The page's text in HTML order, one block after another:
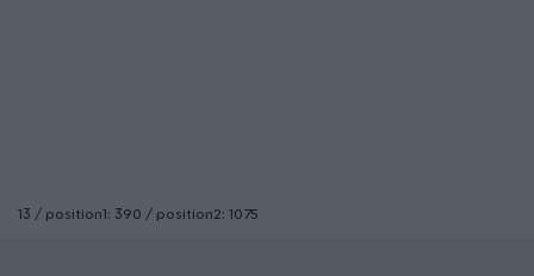
13 / position1: 390 / position2: 1075